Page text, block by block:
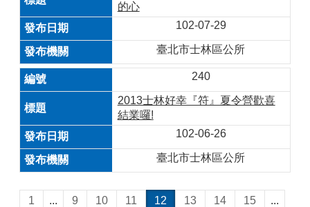
的心
102-07-29
臺北市士林區公所
240
2013士林好幸『符』夏令營歡喜
結業囉!
102-06-26
臺北市士林區公所
1 ... 9 10 11 12 13 14 15
...